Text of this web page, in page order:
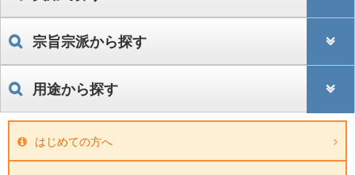
宗旨宗派から探す
用途から探す
はじめての方へ